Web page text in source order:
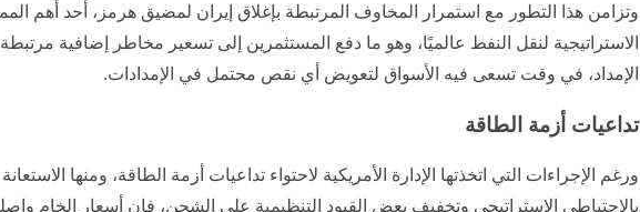
وتزامن هذا التطور مع استمرار المخاوف المرتبطة بإغلاق إيران لمضيق هرمز، أحد أهم
الاستراتيجية لنقل النفط عالميًا، وهو ما دفع المستثمرين إلى تسعير مخاطر إضافية
الإمداد، في وقت تسعى فيه الأسواق لتعويض أي نقص محتمل في الإمدادات.
تداعيات أزمة الطاقة
ورغم الإجراءات التي اتخذتها الإدارة الأمريكية لاحتواء تداعيات أزمة الطاقة، ومنها الاستعانة
بالاحتياطي الاستراتيجي وتخفيف بعض القيود التنظيمية على الشحن، فإن أسعار الخام